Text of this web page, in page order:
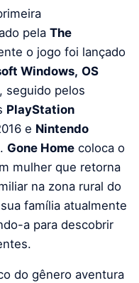
pela The
o jogo foi lançado
Windows, OS
seguido pelos
PlayStation
e Nintendo
Gone Home coloca o
mulher que retorna
na zona rural do
família atualmente
a para descobrir
do gênero aventura